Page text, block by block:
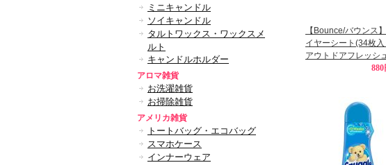
ミニキャンドル
ソイキャンドル
タルトワックス・ワックスメ
ルト
キャンドルホルダー
アロマ雑貨
お洗濯雑貨
お掃除雑貨
アメリカ雑貨
トートバッグ・エコバッグ
スマホケース
インナーウェア
【Bounce/バウンス
イヤーシート(34枚入
アウトドアフレッシ
880